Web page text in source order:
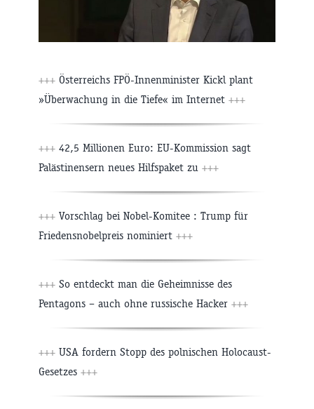
+++ Österreichs FPÖ-Innenminister Kickl plant
»Überwachung in die Tiefe« im Internet +++
+++ 42,5 Millionen Euro: EU-Kommission sagt
Palästinensern neues Hilfspaket zu +++
+++ Vorschlag bei Nobel-Komitee : Trump für
Friedensnobelpreis nominiert +++
+++ So entdeckt man die Geheimnisse des
Pentagons – auch ohne russische Hacker +++
+++ USA fordern Stopp des polnischen Holocaust-
Gesetzes +++